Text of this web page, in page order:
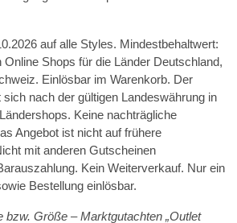
auf alle Styles. Mindestbehaltwert:
Online Shops für die Länder Deutschland,
Einlösbar im Warenkorb. Der
nach der gültigen Landeswährung in
Keine nachträgliche
Angebot ist nicht auf frühere
mit anderen Gutscheinen
Kein Weiterverkauf. Nur ein
Bestellung einlösbar.
bzw. Größe – Marktgutachten „Outlet